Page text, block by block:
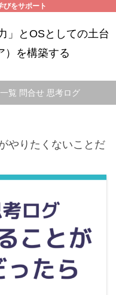
をサポート
」とOSとしての土台
）を構築する
覧 問合せ 思考ログ
やりたくないことだ